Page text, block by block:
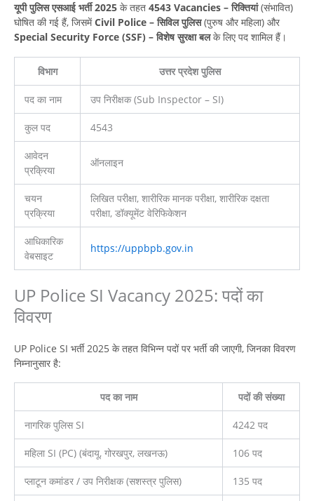
यूपी पुलिस एसआई भर्ती 2025 के तहत 4543 Vacancies – रिक्तियां(संभावित)
घोषित की गई हैं, जिसमेंCivil Police – सिविल पुलिस(पुरुष और महिला) और
Special Security Force (SSF) – विशेष सुरक्षा बलके लिए पद शामिल हैं।
विभाग उत्तर प्रदेश पुलिस
पद का नाम उप निरीक्षक (Sub Inspector – SI)
कुल पद 4543
आवेदन
प्रक्रिया
ऑनलाइन
चयन
प्रक्रिया
लिखित परीक्षा, शारीरिक मानक परीक्षा, शारीरिक दक्षता
परीक्षा, डॉक्यूमेंट वेरिफिकेशन
आधिकारिक
वेबसाइट
https://uppbpb.gov.in
UP Police SI Vacancy 2025: पदों का
विवरण
UP Police SI भर्ती 2025 के तहत विभिन्न पदों पर भर्ती की जाएगी, जिनका विवरण
निम्नानुसार है:
पद का नाम पदों की संख्या
नागरिक पुलिस SI 4242 पद
महिला SI (PC) (बंदायू, गोरखपुर, लखनऊ) 106 पद
प्लाटून कमांडर / उप निरीक्षक (सशस्त्र पुलिस) 135 पद